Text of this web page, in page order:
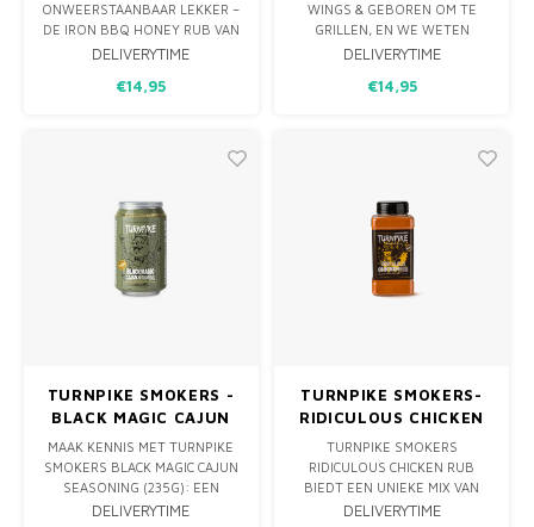
ONWEERSTAANBAAR LEKKER –
DE IRON BBQ HONEY RUB VAN
ANGUS & OINK IS EEN
IEDEREEN DIE HOUDT VAN DIE
DELIVERYTIME
€14,95
WINGS & GEBOREN OM TE
GRILLEN, EN WE WETEN
ALLEMAAL DAT ER NIETS
KIPPENVLEUGEL!
DELIVERYTIME
€14,95
TURNPIKE SMOKERS -
BLACK MAGIC CAJUN
SEASONING 235G
MAAK KENNIS MET TURNPIKE
SMOKERS BLACK MAGIC CAJUN
SEASONING (235G): EEN
PERFECTE MIX VAN LICHT
DELIVERYTIME
TURNPIKE SMOKERS-
RIDICULOUS CHICKEN
BBQ RUB 700G
TURNPIKE SMOKERS
RIDICULOUS CHICKEN RUB
BIEDT EEN UNIEKE MIX VAN
KRUIDEN VOOR SAPPIGE,
DELIVERYTIME